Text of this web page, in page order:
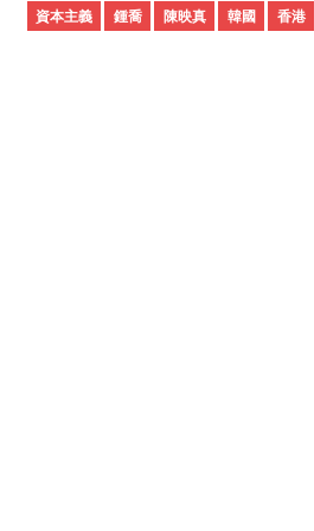
資本主義
鍾喬 陳映真 韓國 香港